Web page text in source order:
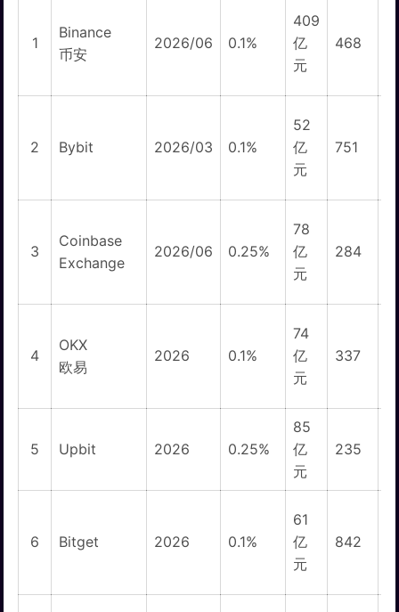
1
Binance
币安
2026/06 0.1%
409
亿
元
468
2 Bybit 2026/03 0.1%
52
亿
元
751
3
Coinbase
Exchange
2026/06 0.25%
78
亿
元
284
4
OKX
欧易
2026 0.1%
74
亿
元
337
5 Upbit 2026 0.25%
85
亿
元
235
6 Bitget 2026 0.1%
61
亿
元
842